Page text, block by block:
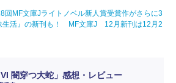
回MF文庫Jライトノベル新人賞受賞作がさらに3
活』の新刊も！ MF文庫J 12月新刊は12月2
VI 闇穿つ大蛇」感想・レビュー